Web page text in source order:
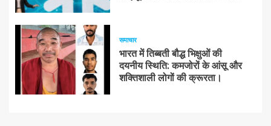
समाचार
भारत में तिब्बती बौद्ध भिक्षुओं की
दयनीय स्थिति: कमजोरों के आंसू और
शक्तिशाली लोगों की क्रूरता।